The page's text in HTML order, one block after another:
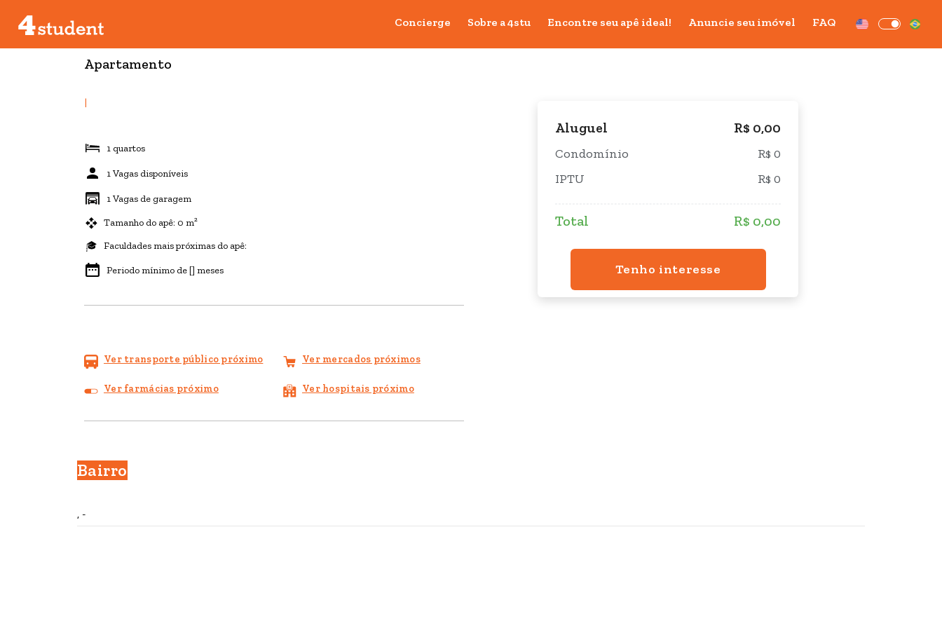
Concierge Sobre a 4stu Encontre seu apê ideal! Anuncie seu imóvel FAQ
Apartamento
|
1 quartos
1 Vagas disponíveis
1 Vagas de garagem
Tamanho do apê: 0 m²
Faculdades mais próximas do apê:
Periodo mínimo de [] meses
Ver transporte público próximo Ver mercados próximos
Ver farmácias próximo Ver hospitais próximo
Aluguel R$ 0,00
Condomínio
R$ 0
IPTU
R$ 0
Total R$ 0,00
Tenho interesse
Bairro
, -